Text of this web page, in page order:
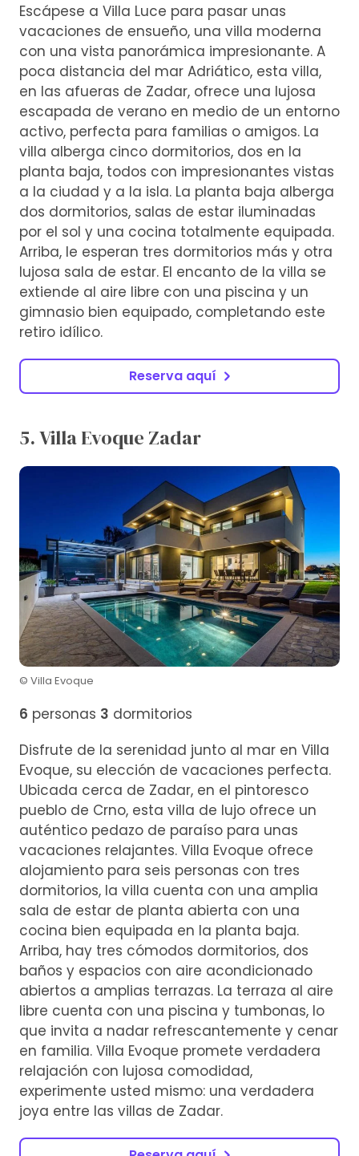
Escápese a Villa Luce para pasar unas
vacaciones de ensueño, una villa moderna
con una vista panorámica impresionante. A
poca distancia del mar Adriático, esta villa,
en las afueras de Zadar, ofrece una lujosa
escapada de verano en medio de un entorno
activo, perfecta para familias o amigos. La
villa alberga cinco dormitorios, dos en la
planta baja, todos con impresionantes vistas
a la ciudad y a la isla. La planta baja alberga
dos dormitorios, salas de estar iluminadas
por el sol y una cocina totalmente equipada.
Arriba, le esperan tres dormitorios más y otra
lujosa sala de estar. El encanto de la villa se
extiende al aire libre con una piscina y un
gimnasio bien equipado, completando este
retiro idílico.
Reserva aquí
5. Villa Evoque Zadar
© Villa Evoque
6 personas 3 dormitorios
Disfrute de la serenidad junto al mar en Villa
Evoque, su elección de vacaciones perfecta.
Ubicada cerca de Zadar, en el pintoresco
pueblo de Crno, esta villa de lujo ofrece un
auténtico pedazo de paraíso para unas
vacaciones relajantes. Villa Evoque ofrece
alojamiento para seis personas con tres
dormitorios, la villa cuenta con una amplia
sala de estar de planta abierta con una
cocina bien equipada en la planta baja.
Arriba, hay tres cómodos dormitorios, dos
baños y espacios con aire acondicionado
abiertos a amplias terrazas. La terraza al aire
libre cuenta con una piscina y tumbonas, lo
que invita a nadar refrescantemente y cenar
en familia. Villa Evoque promete verdadera
relajación con lujosa comodidad,
experimente usted mismo: una verdadera
joya entre las villas de Zadar.